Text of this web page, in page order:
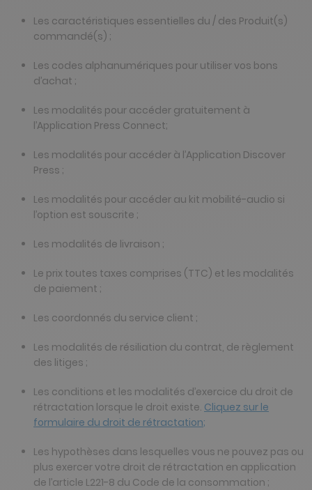
Les caractéristiques essentielles du / des Produit(s)
commandé(s) ;
Les codes alphanumériques pour utiliser vos bons
d’achat ;
Les modalités pour accéder gratuitement à
l’Application Press Connect;
Les modalités pour accéder à l’Application Discover
Press ;
Les modalités pour accéder au kit mobilité-audio si
l’option est souscrite ;
Les modalités de livraison ;
Le prix toutes taxes comprises (TTC) et les modalités
de paiement ;
Les coordonnés du service client ;
Les modalités de résiliation du contrat, de règlement
des litiges ;
Les conditions et les modalités d’exercice du droit de
rétractation lorsque le droit existe. Cliquez sur le
formulaire du droit de rétractation;
Les hypothèses dans lesquelles vous ne pouvez pas ou
plus exercer votre droit de rétractation en application
de l’article L221-8 du Code de la consommation ;